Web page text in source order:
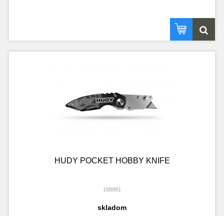
HUDY POCKET HOBBY KNIFE
188981
skladom